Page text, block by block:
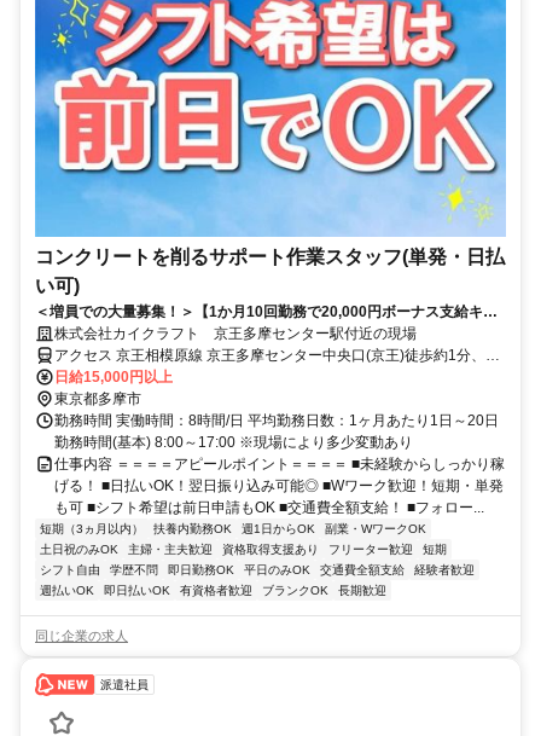
コンクリートを削るサポート作業スタッフ(単発・日払
い可)
＜増員での大量募集！＞【1か月10回勤務で20,000円ボーナス支給キャ
ンペーンスタート♪※規定有】シフト希望は前日OK/即日面接可能/Wワー
クOK！
株式会社カイクラフト 京王多摩センター駅付近の現場
アクセス 京王相模原線 京王多摩センター中央口(京王)徒歩約1分、小
田急多摩線/小田急小田原線 小田急多摩センター西口(小田急)徒歩約1
分、多摩都市モノレール線 多摩センター出口2徒歩約3分
日給15,000円以上
東京都多摩市
勤務時間 実働時間：8時間/日 平均勤務日数：1ヶ月あたり1日～20日
勤務時間(基本) 8:00～17:00 ※現場により多少変動あり
仕事内容 ＝＝＝＝アピールポイント＝＝＝＝ ■未経験からしっかり稼
げる！ ■日払いOK！翌日振り込み可能◎ ■Wワーク歓迎！短期・単発
も可 ■シフト希望は前日申請もOK ■交通費全額支給！ ■フォロー...
短期（3ヵ月以内） 扶養内勤務OK 週1日からOK
副業・WワークOK
土日祝のみOK
主婦・主夫歓迎 資格取得支援あり フリーター歓迎
短期
シフト自由
学歴不問 即日勤務OK 平日のみOK 交通費全額支給
経験者歓迎
週払いOK
即日払いOK 有資格者歓迎 ブランクOK 長期歓迎
同じ企業の求人
派遣社員